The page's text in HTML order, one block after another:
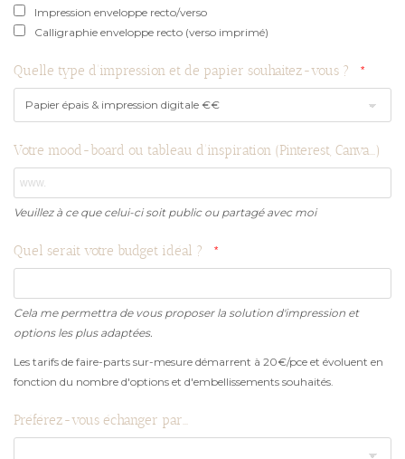
Impression enveloppe recto/verso
Calligraphie enveloppe recto (verso imprimé)
Quelle type d'impression et de papier souhaitez-vous ?
Votre mood-board ou tableau d'inspiration (Pinterest, Canva...)
Veuillez à ce que celui-ci soit public ou partagé avec moi
Quel serait votre budget idéal ?
Cela me permettra de vous proposer la solution d'impression et
options les plus adaptées.
Les tarifs de faire-parts sur-mesure démarrent à 20€/pce et évoluent en
fonction du nombre d'options et d'embellissements souhaités.
Préférez-vous échanger par...